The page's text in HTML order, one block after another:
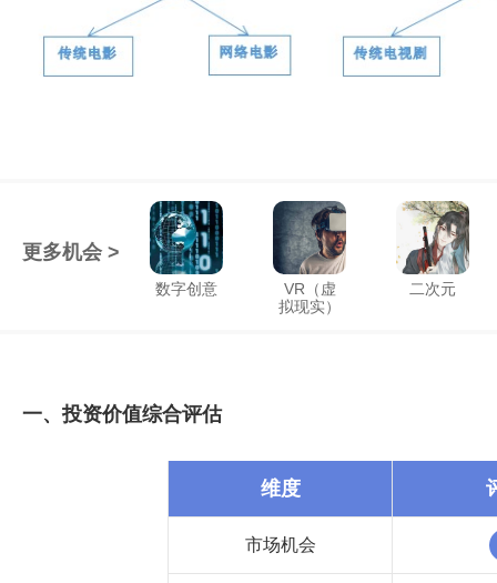
更多机会 >
数字创意
VR（虚
拟现实）
二次元
一、投资价值综合评估
维度
市场机会